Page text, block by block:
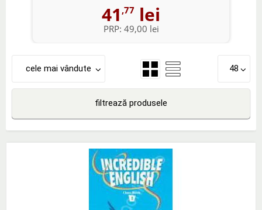
41 ,77 lei
PRP: 49,00 lei
cele mai vândute 48
filtrează produsele